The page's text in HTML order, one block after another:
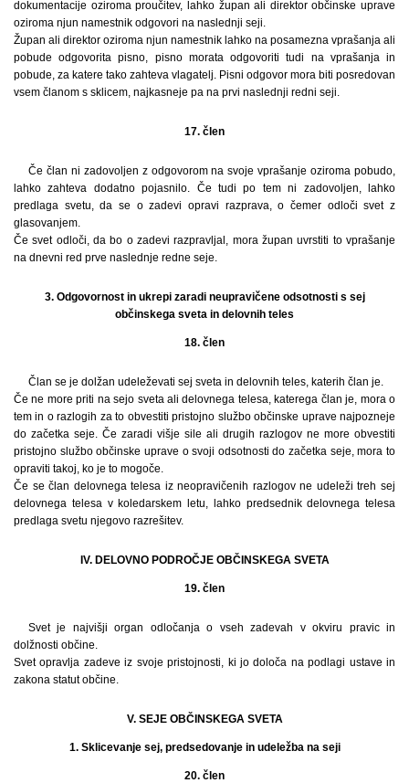
dokumentacije oziroma proučitev, lahko župan ali direktor občinske uprave
oziroma njun namestnik odgovori na naslednji seji.
Župan ali direktor oziroma njun namestnik lahko na posamezna vprašanja ali
pobude odgovorita pisno, pisno morata odgovoriti tudi na vprašanja in
pobude, za katere tako zahteva vlagatelj. Pisni odgovor mora biti posredovan
vsem članom s sklicem, najkasneje pa na prvi naslednji redni seji.
17. člen
Če član ni zadovoljen z odgovorom na svoje vprašanje oziroma pobudo,
lahko zahteva dodatno pojasnilo. Če tudi po tem ni zadovoljen, lahko
predlaga svetu, da se o zadevi opravi razprava, o čemer odloči svet z
glasovanjem.
Če svet odloči, da bo o zadevi razpravljal, mora župan uvrstiti to vprašanje
na dnevni red prve naslednje redne seje.
3. Odgovornost in ukrepi zaradi neupravičene odsotnosti s sej
občinskega sveta in delovnih teles
18. člen
Član se je dolžan udeleževati sej sveta in delovnih teles, katerih član je.
Če ne more priti na sejo sveta ali delovnega telesa, katerega član je, mora o
tem in o razlogih za to obvestiti pristojno službo občinske uprave najpozneje
do začetka seje. Če zaradi višje sile ali drugih razlogov ne more obvestiti
pristojno službo občinske uprave o svoji odsotnosti do začetka seje, mora to
opraviti takoj, ko je to mogoče.
Če se član delovnega telesa iz neopravičenih razlogov ne udeleži treh sej
delovnega telesa v koledarskem letu, lahko predsednik delovnega telesa
predlaga svetu njegovo razrešitev.
IV. DELOVNO PODROČJE OBČINSKEGA SVETA
19. člen
Svet je najvišji organ odločanja o vseh zadevah v okviru pravic in
dolžnosti občine.
Svet opravlja zadeve iz svoje pristojnosti, ki jo določa na podlagi ustave in
zakona statut občine.
V. SEJE OBČINSKEGA SVETA
1. Sklicevanje sej, predsedovanje in udeležba na seji
20. člen